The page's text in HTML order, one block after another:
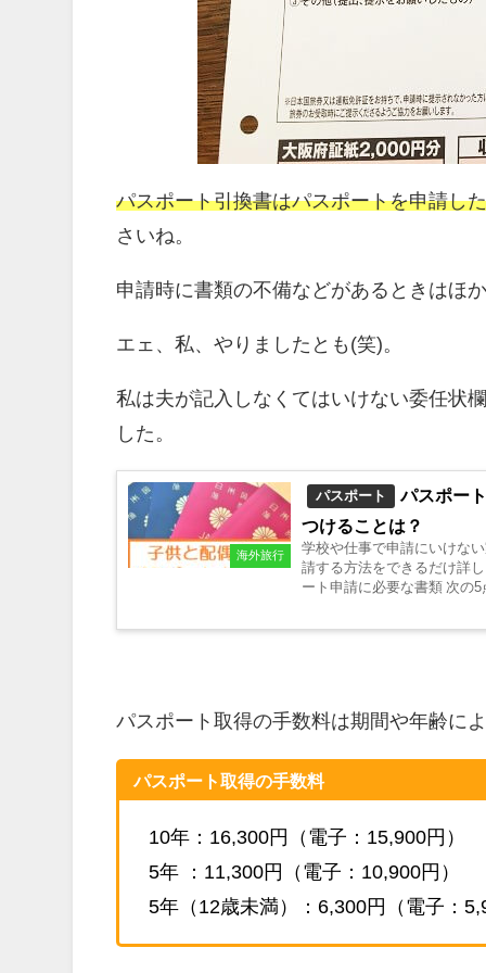
パスポート引換書はパスポートを申請し
さいね。
申請時に書類の不備などがあるときはほ
エェ、私、やりましたとも(笑)。
私は夫が記入しなくてはいけない委任状
した。
海外旅行
パスポート
パスポー
つけることは？
学校や仕事で申請にいけな
請する方法をできるだけ詳し
ート申請に必要な書類 次の5点が必要です
パスポート取得の手数料は期間や年齢に
パスポート取得の手数料
10年：16,300円（電子：15,900円）
5年 ：11,300円（電子：10,900円）
5年（12歳未満）：6,300円（電子：